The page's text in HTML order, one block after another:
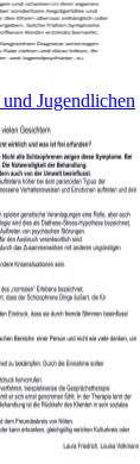
Jugendlichen